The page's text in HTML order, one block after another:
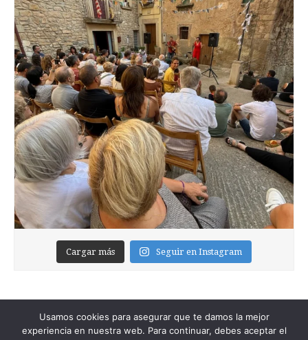
Cargar más Seguir en Instagram
Usamos cookies para asegurar que te damos la mejor
experiencia en nuestra web. Para continuar, debes aceptar el